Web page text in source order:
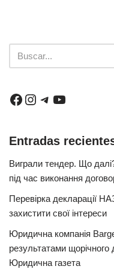
Entradas
Виграли тендер. Що
під час виконання
Перевірка декларації
захистити свої інтереси
Юридична компанія
результатами щорічного
Юридична газета